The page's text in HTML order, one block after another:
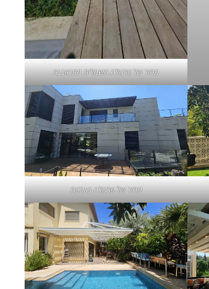
מחיר שלפרגולה חשמליתמתכווננת
מחיר של פרגולה נאספת